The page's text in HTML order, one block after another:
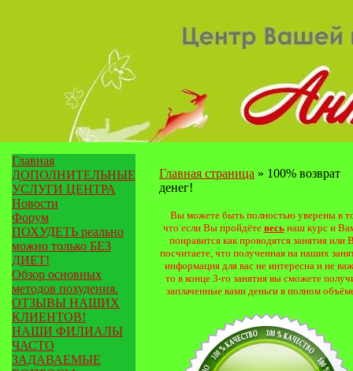
Главная
ДОПОЛНИТЕЛЬНЫЕ
УСЛУГИ ЦЕНТРА
Новости
Форум
ПОХУДЕТЬ реально
можно только БЕЗ
ДИЕТ!
Обзор основных
методов похудения.
ОТЗЫВЫ НАШИХ
КЛИЕНТОВ!
НАШИ ФИЛИАЛЫ
ЧАСТО
ЗАДАВАЕМЫЕ
Главная страница » 100% возврат
денег!
Вы можете быть полностью уверены в
что если Вы пройдёте весьнаш курс и
понравится как проводятся занятия или
посчитаете, что полученная на наших
информация для вас не интересна и не
то в конце 3-го занятия вы сможете
заплаченные вами деньги в полном